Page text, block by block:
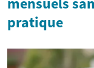
pratique